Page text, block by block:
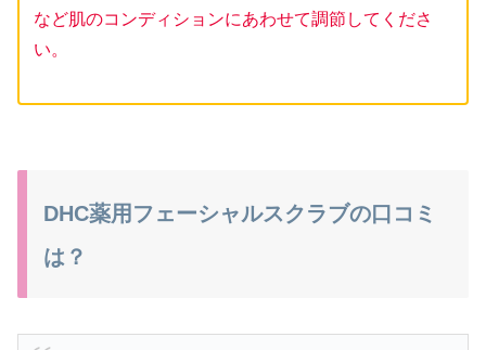
など肌のコンディションにあわせて調節してくださ
い。
DHC薬用フェーシャルスクラブの口コミ
は？